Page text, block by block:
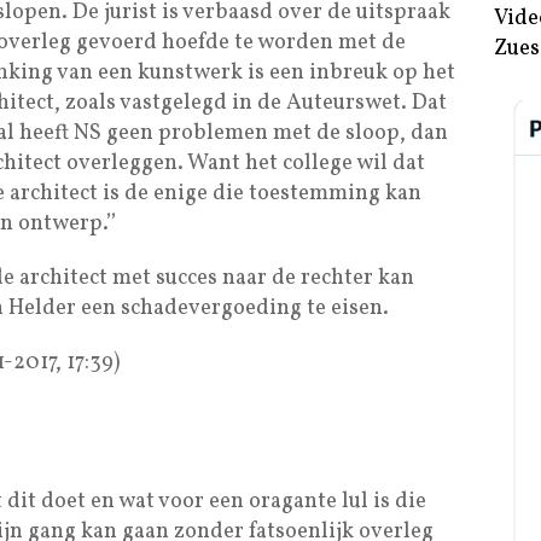
De jurist is verbaasd over de uitspraak
gevoerd hoefde te worden met de
van een kunstwerk is een inbreuk op het
zoals vastgelegd in de Auteurswet. Dat
heeft NS geen problemen met de sloop, dan
overleggen. Want het college wil dat
is de enige die toestemming kan
architect met succes naar de rechter kan
een schadevergoeding te eisen.
17:39)
doet en wat voor een oragante lul is die
gang kan gaan zonder fatsoenlijk overleg